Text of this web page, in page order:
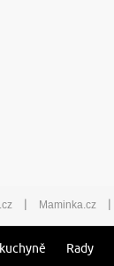
| Maminka.cz |
Rady